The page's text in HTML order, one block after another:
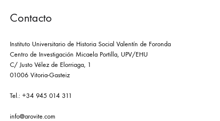
Contacto
Instituto Universitario de Historia Social Valentín de Foronda
Centro de Investigación Micaela Portilla, UPV/EHU
C/ Justo Vélez de Elorriaga, 1
01006 Vitoria-Gasteiz
Tel.: +34 945 014 311
info@arovite.com